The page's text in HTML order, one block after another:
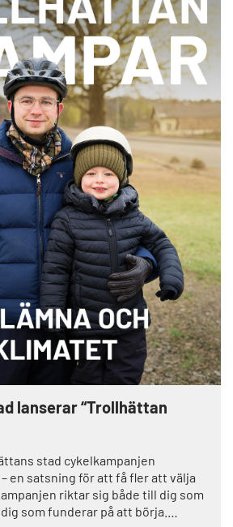
lanserar “Trollhättan
stad cykelkampanjen
en satsning för att få fler att välja
riktar sig både till dig som
som funderar på att börja.